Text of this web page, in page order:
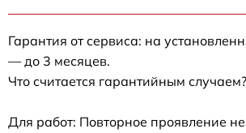
Гарантия от сервиса: на
— до 3 месяцев.
Что считается гарантийным случаем?
Для работ: Повторное проявление